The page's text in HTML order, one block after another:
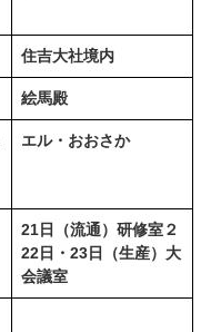
住吉大社境内
絵馬殿
エル・おおさか
21日（流通）研修室２
22日・23日（生産）大
会議室